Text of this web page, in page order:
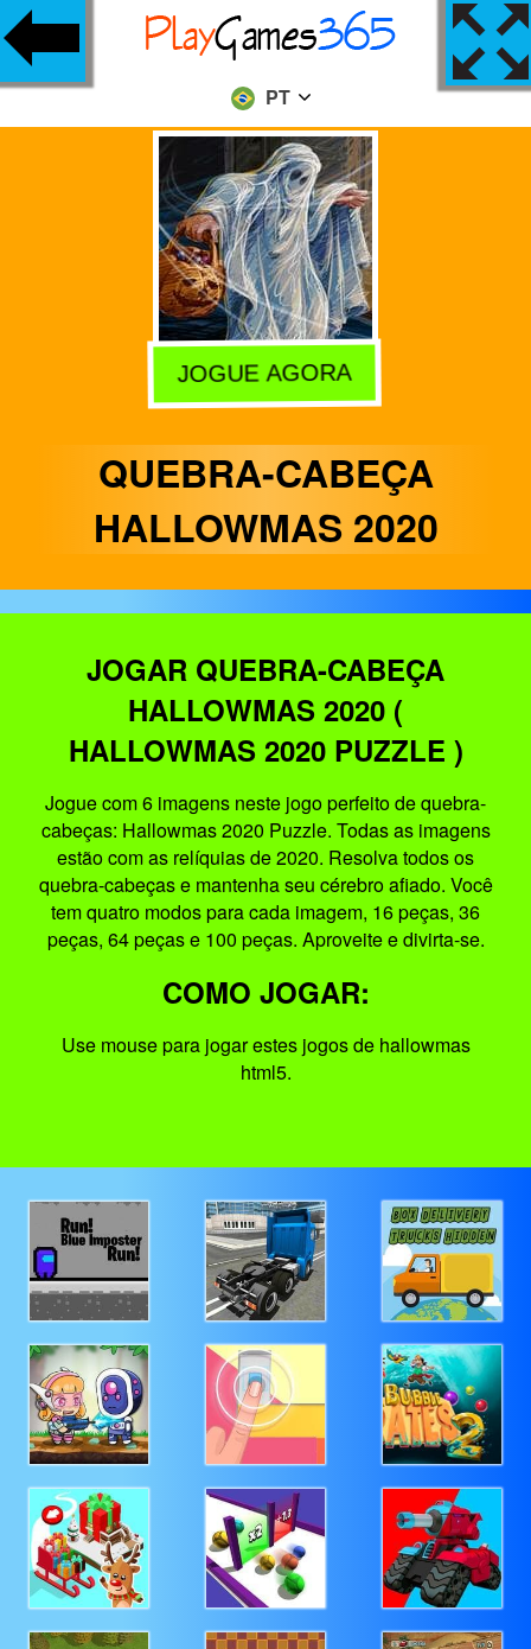
PT
JOGUE AGORA
QUEBRA-CABEÇA
HALLOWMAS 2020
JOGAR QUEBRA-CABEÇA
HALLOWMAS 2020 (
HALLOWMAS 2020 PUZZLE )
Jogue com 6 imagens neste jogo perfeito de quebra-
cabeças: Hallowmas 2020 Puzzle. Todas as imagens
estão com as relíquias de 2020. Resolva todos os
quebra-cabeças e mantenha seu cérebro afiado. Você
tem quatro modos para cada imagem, 16 peças, 36
peças, 64 peças e 100 peças. Aproveite e divirta-se.
COMO JOGAR:
Use mouse para jogar estes jogos de hallowmas
html5.